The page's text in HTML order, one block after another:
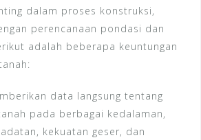
dalam proses konstruksi,
perencanaan pondasi dan
adalah beberapa keuntungan
data langsung tentang
pada berbagai kedalaman,
kekuatan geser, dan